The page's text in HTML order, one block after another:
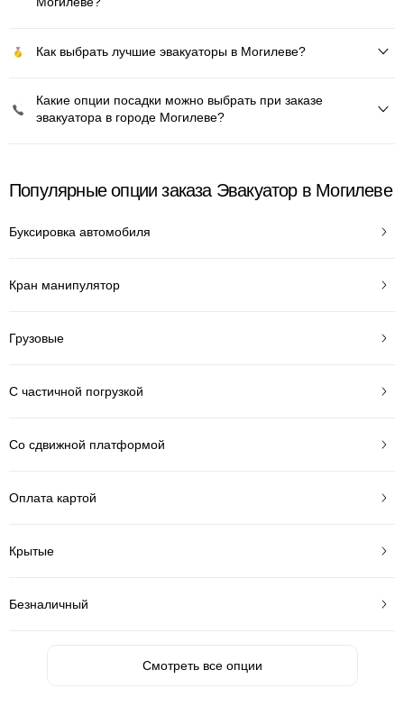
Как выбрать лучшие эвакуаторы в Могилеве?
Какие опции посадки можно выбрать при заказе
эвакуатора в городе Могилеве?
Популярные опции заказа Эвакуатор в Могилеве
Буксировка автомобиля
Кран манипулятор
Грузовые
С частичной погрузкой
Со сдвижной платформой
Оплата картой
Крытые
Безналичный
Смотреть все опции